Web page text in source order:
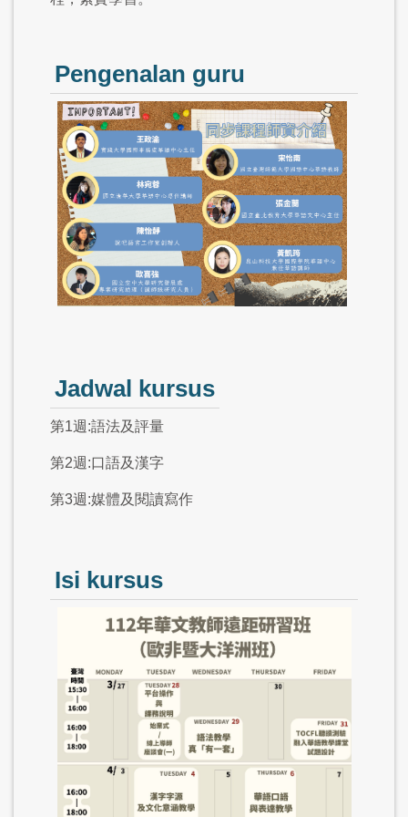
Pengenalan guru
Jadwal kursus
第1週:語法及評量
第2週:口語及漢字
第3週:媒體及閱讀寫作
Isi kursus